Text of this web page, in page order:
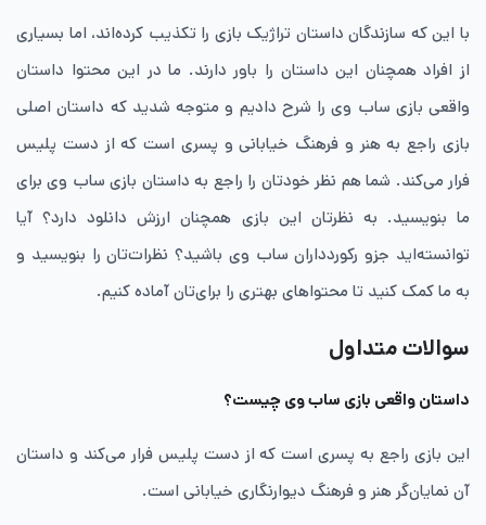
با این که سازندگان داستان تراژیک بازی را تکذیب کرده‌اند، اما بسیاری
از افراد همچنان این داستان را باور دارند. ما در این محتوا داستان
واقعی بازی ساب وی را شرح دادیم و متوجه شدید که داستان اصلی
بازی راجع به هنر و فرهنگ خیابانی و پسری است که از دست پلیس
فرار می‌کند. شما هم نظر خودتان را راجع به داستان بازی ساب وی برای
ما بنویسید. به نظرتان این بازی همچنان ارزش دانلود دارد؟ آیا
توانسته‌اید جزو رکوردداران ساب وی باشید؟ نظرات‌تان را بنویسید و
به ما کمک کنید تا محتواهای بهتری را برای‌تان آماده کنیم.
سوالات متداول
داستان واقعی بازی ساب وی چیست؟
این بازی راجع به پسری است که از دست پلیس فرار می‌کند و داستان
آن نمایان‌گر هنر و فرهنگ دیوارنگاری خیابانی است.